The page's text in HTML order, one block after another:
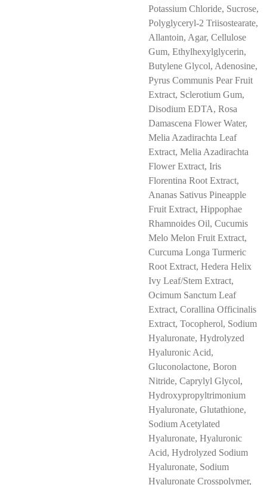
Potassium Chloride, Sucrose,
Polyglyceryl-2 Triisostearate,
Allantoin, Agar, Cellulose
Gum, Ethylhexylglycerin,
Butylene Glycol, Adenosine,
Pyrus Communis Pear Fruit
Extract, Sclerotium Gum,
Disodium EDTA, Rosa
Damascena Flower Water,
Melia Azadirachta Leaf
Extract, Melia Azadirachta
Flower Extract, Iris
Florentina Root Extract,
Ananas Sativus Pineapple
Fruit Extract, Hippophae
Rhamnoides Oil, Cucumis
Melo Melon Fruit Extract,
Curcuma Longa Turmeric
Root Extract, Hedera Helix
Ivy Leaf/Stem Extract,
Ocimum Sanctum Leaf
Extract, Corallina Officinalis
Extract, Tocopherol, Sodium
Hyaluronate, Hydrolyzed
Hyaluronic Acid,
Gluconolactone, Boron
Nitride, Caprylyl Glycol,
Hydroxypropyltrimonium
Hyaluronate, Glutathione,
Sodium Acetylated
Hyaluronate, Hyaluronic
Acid, Hydrolyzed Sodium
Hyaluronate, Sodium
Hyaluronate Crosspolymer,